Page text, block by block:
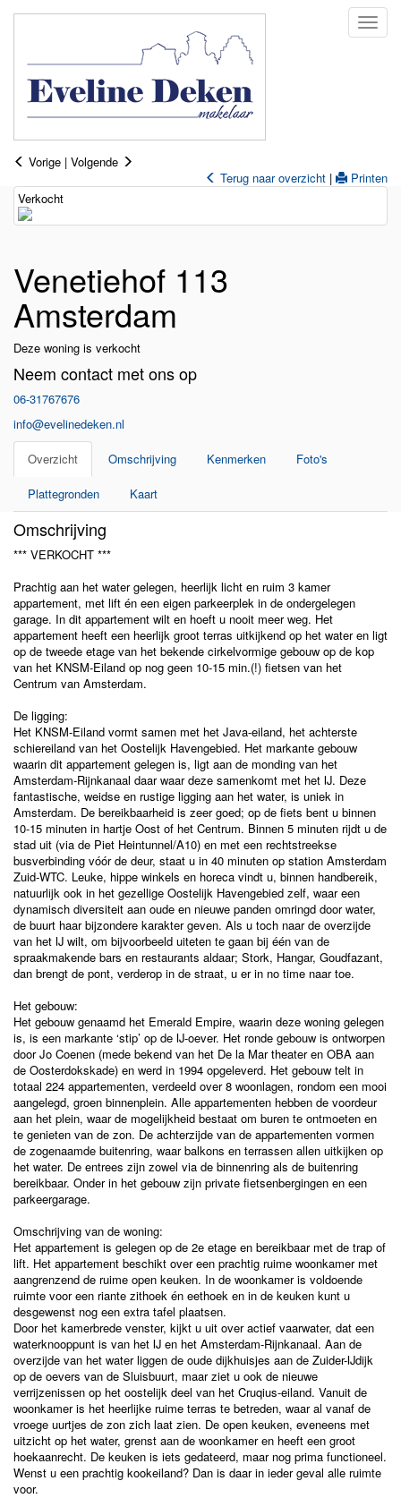
Vorige | Volgende
Terug naar overzicht |
Printen
Verkocht
Venetiehof 113
Amsterdam
Deze woning is verkocht
Neem contact met ons op
06-31767676
info@evelinedeken.nl
Overzicht Omschrijving Kenmerken Foto's
Plattegronden Kaart
Omschrijving
*** VERKOCHT ***
Prachtig aan het water gelegen, heerlijk licht en ruim 3 kamer
appartement, met lift én een eigen parkeerplek in de ondergelegen
garage. In dit appartement wilt en hoeft u nooit meer weg. Het
appartement heeft een heerlijk groot terras uitkijkend op het water en ligt
op de tweede etage van het bekende cirkelvormige gebouw op de kop
van het KNSM-Eiland op nog geen 10-15 min.(!) fietsen van het
Centrum van Amsterdam.
De ligging:
Het KNSM-Eiland vormt samen met het Java-eiland, het achterste
schiereiland van het Oostelijk Havengebied. Het markante gebouw
waarin dit appartement gelegen is, ligt aan de monding van het
Amsterdam-Rijnkanaal daar waar deze samenkomt met het IJ. Deze
fantastische, weidse en rustige ligging aan het water, is uniek in
Amsterdam. De bereikbaarheid is zeer goed; op de fiets bent u binnen
10-15 minuten in hartje Oost of het Centrum. Binnen 5 minuten rijdt u de
stad uit (via de Piet Heintunnel/A10) en met een rechtstreekse
busverbinding vóór de deur, staat u in 40 minuten op station Amsterdam
Zuid-WTC. Leuke, hippe winkels en horeca vindt u, binnen handbereik,
natuurlijk ook in het gezellige Oostelijk Havengebied zelf, waar een
dynamisch diversiteit aan oude en nieuwe panden omringd door water,
de buurt haar bijzondere karakter geven. Als u toch naar de overzijde
van het IJ wilt, om bijvoorbeeld uiteten te gaan bij één van de
spraakmakende bars en restaurants aldaar; Stork, Hangar, Goudfazant,
dan brengt de pont, verderop in de straat, u er in no time naar toe.
Het gebouw:
Het gebouw genaamd het Emerald Empire, waarin deze woning gelegen
is, is een markante ‘stip’ op de IJ-oever. Het ronde gebouw is ontworpen
door Jo Coenen (mede bekend van het De la Mar theater en OBA aan
de Oosterdokskade) en werd in 1994 opgeleverd. Het gebouw telt in
totaal 224 appartementen, verdeeld over 8 woonlagen, rondom een mooi
aangelegd, groen binnenplein. Alle appartementen hebben de voordeur
aan het plein, waar de mogelijkheid bestaat om buren te ontmoeten en
te genieten van de zon. De achterzijde van de appartementen vormen
de zogenaamde buitenring, waar balkons en terrassen allen uitkijken op
het water. De entrees zijn zowel via de binnenring als de buitenring
bereikbaar. Onder in het gebouw zijn private fietsenbergingen en een
parkeergarage.
Omschrijving van de woning:
Het appartement is gelegen op de 2e etage en bereikbaar met de trap of
lift. Het appartement beschikt over een prachtig ruime woonkamer met
aangrenzend de ruime open keuken. In de woonkamer is voldoende
ruimte voor een riante zithoek én eethoek en in de keuken kunt u
desgewenst nog een extra tafel plaatsen.
Door het kamerbrede venster, kijkt u uit over actief vaarwater, dat een
waterknooppunt is van het IJ en het Amsterdam-Rijnkanaal. Aan de
overzijde van het water liggen de oude dijkhuisjes aan de Zuider-IJdijk
op de oevers van de Sluisbuurt, maar ziet u ook de nieuwe
verrijzenissen op het oostelijk deel van het Cruqius-eiland. Vanuit de
woonkamer is het heerlijke ruime terras te betreden, waar al vanaf de
vroege uurtjes de zon zich laat zien. De open keuken, eveneens met
uitzicht op het water, grenst aan de woonkamer en heeft een groot
hoekaanrecht. De keuken is iets gedateerd, maar nog prima functioneel.
Wenst u een prachtig kookeiland? Dan is daar in ieder geval alle ruimte
voor.